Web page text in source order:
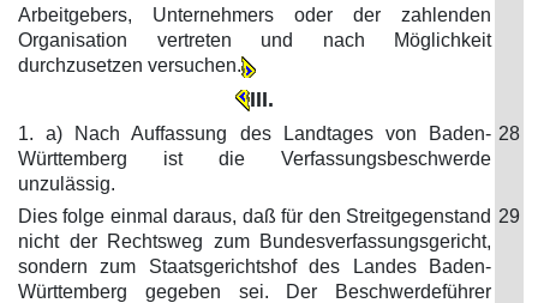
Arbeitgebers, Unternehmers oder der zahlenden
Organisation vertreten und nach Möglichkeit
durchzusetzen versuchen.
III.
1. a) Nach Auffassung des Landtages von Baden-
Württemberg ist die Verfassungsbeschwerde
unzulässig.
28
Dies folge einmal daraus, daß für den Streitgegenstand
nicht der Rechtsweg zum Bundesverfassungsgericht,
sondern zum Staatsgerichtshof des Landes Baden-
Württemberg gegeben sei. Der Beschwerdeführer
29